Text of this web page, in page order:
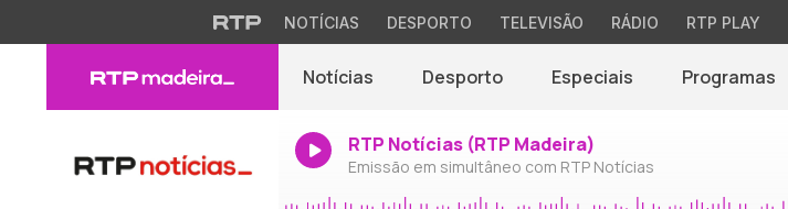
NOTÍCIAS DESPORTO TELEVISÃO RÁDIO RTP PLAY
Notícias Desporto Especiais Programas
RTP Notícias (RTP Madeira)
Emissão em simultâneo com RTP Notícias